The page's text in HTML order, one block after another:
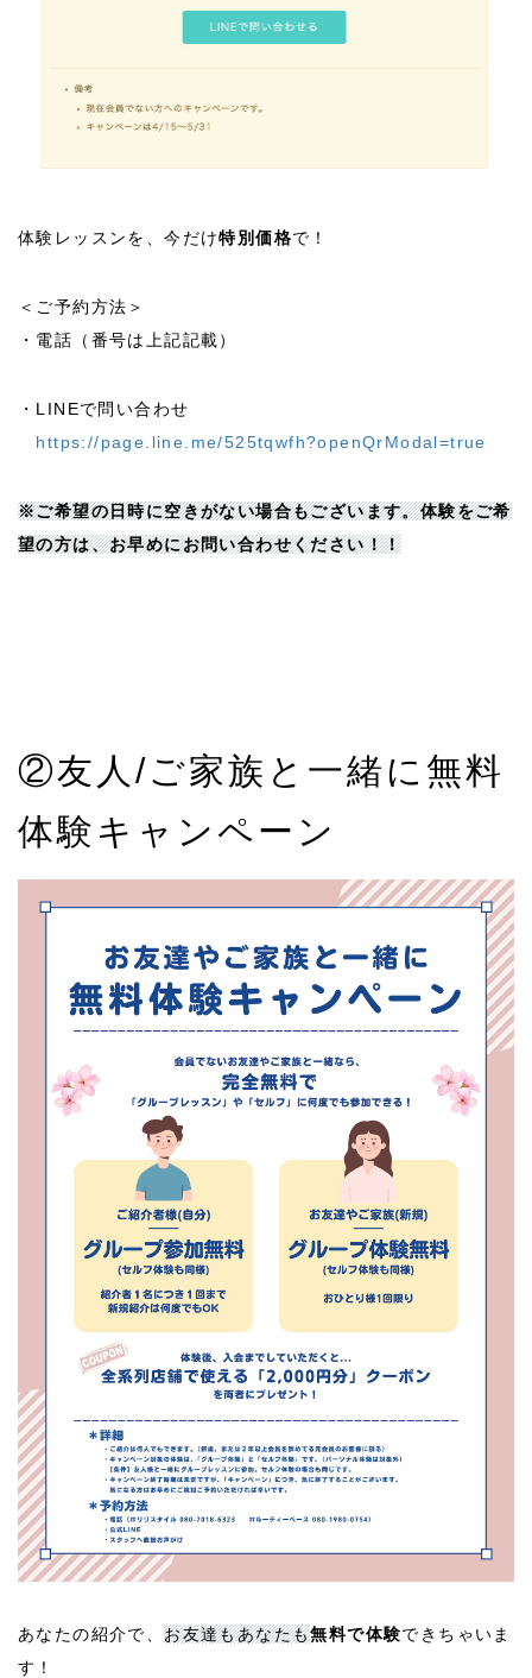
体験レッスンを、今だけ特別価格で！
＜ご予約方法＞
・電話（番号は上記記載）
・LINEで問い合わせ
https://page.line.me/525tqwfh?openQrModal=true
※ご希望の日時に空きがない場合もございます。体験をご希
望の方は、お早めにお問い合わせください！！
②友人/ご家族と一緒に無料
体験キャンペーン
あなたの紹介で、お友達もあなたも無料で体験できちゃいま
す！